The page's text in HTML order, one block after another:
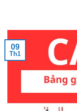
09
Th1